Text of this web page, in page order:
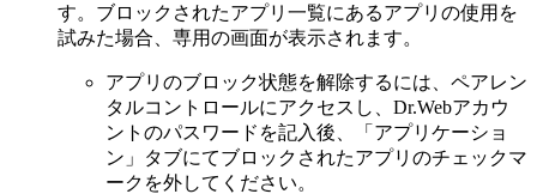
す。ブロックされたアプリ一覧にあるアプリの使用を
試みた場合、専用の画面が表示されます。
アプリのブロック状態を解除するには、ペアレン
タルコントロールにアクセスし、Dr.Webアカウ
ントのパスワードを記入後、「アプリケーショ
ン」タブにてブロックされたアプリのチェックマ
ークを外してください。